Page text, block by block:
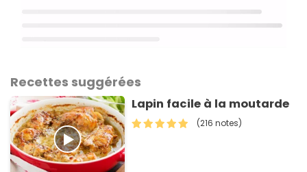
Recettes suggérées
Lapin facile à la moutarde
(216 notes)